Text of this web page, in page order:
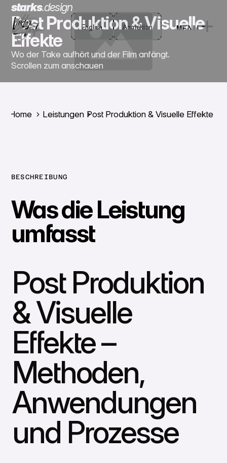
English
English Anmelden
Anmelden
MENU
starks.design
Post Produktion & Visuelle
Effekte
Wo der Take aufhört und der Film anfängt.
Scrollen zum anschauen
Home Leistungen Post Produktion & Visuelle Effekte
BESCHREIBUNG
Was die Leistung
umfasst
Post Produktion
& Visuelle
Effekte –
Methoden,
Anwendungen
und Prozesse